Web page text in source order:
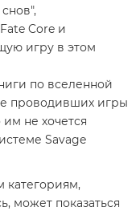
Core и
игру в этом
по вселенной
проводивших игры
не хочется
Savage
категориям,
может показаться